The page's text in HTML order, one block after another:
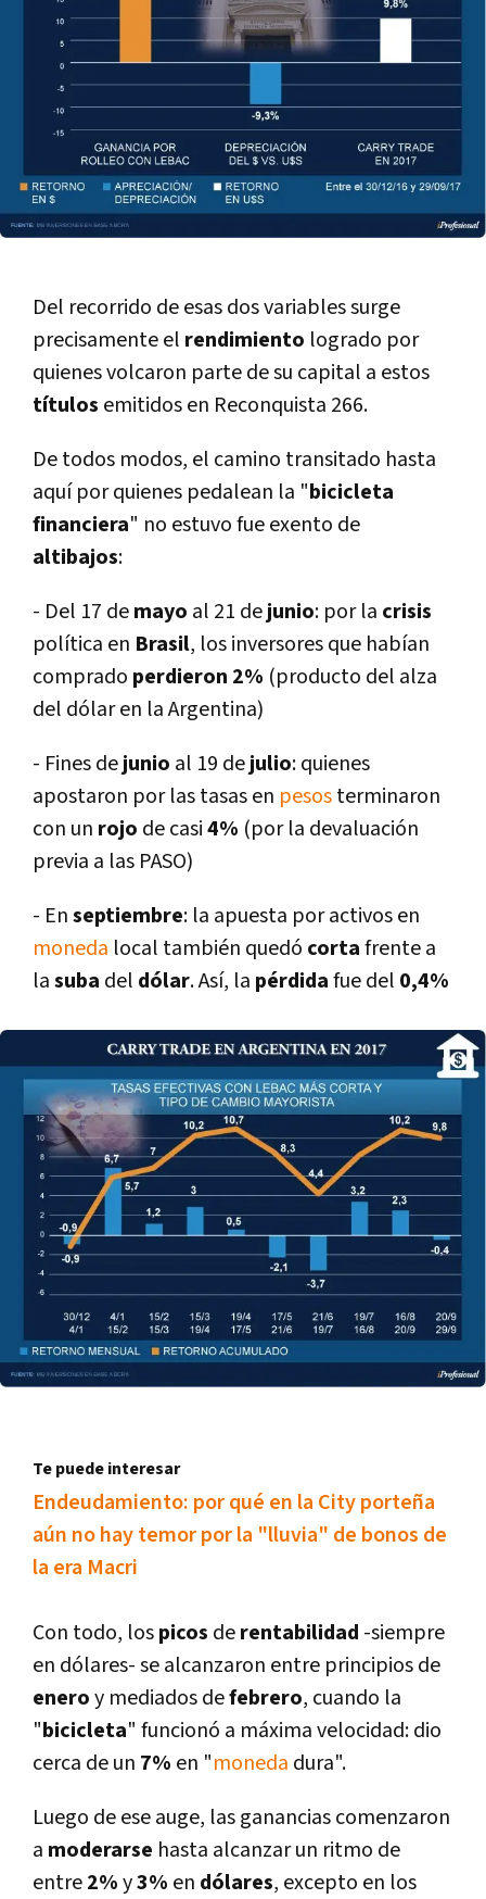
Del recorrido de esas dos variables surge
precisamente el rendimiento logrado por
quienes volcaron parte de su capital a estos
tí­tulos emitidos en Reconquista 266.
De todos modos, el camino transitado hasta
aquí­ por quienes pedalean la "bicicleta
financiera" no estuvo fue exento de
altibajos:
- Del 17 demayo al 21 dejunio: por la crisis
polí­tica en Brasil, los inversores que habí­an
comprado perdieron 2% (producto del alza
del dólar en la Argentina)
- Fines dejunio al 19 dejulio: quienes
apostaron por las tasas en pesosterminaron
con un rojo de casi4% (por la devaluación
previa a las PASO)
- Enseptiembre: la apuesta por activos en
moneda local también quedó cortafrente a
lasuba del dólar. Así­, la pérdidafue del 0,4%
Te puede interesar
Endeudamiento: por qué en la City porteña
aún no hay temor por la "lluvia" de bonos de
la era Macri
Con todo, lospicos derentabilidad -siempre
en dólares- se alcanzaron entre principios de
eneroy mediados defebrero, cuando la
"bicicleta" funcionó a máxima velocidad: dio
cerca de un 7% en "moneda dura".
Luego de ese auge, las ganancias comenzaron
a moderarse hasta alcanzar un ritmo de
entre2%y3% en dólares, excepto en los